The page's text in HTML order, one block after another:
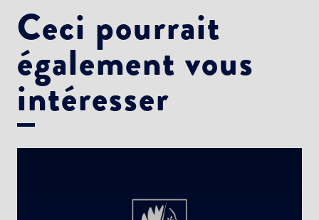
Ceci pourrait
également vous
intéresser